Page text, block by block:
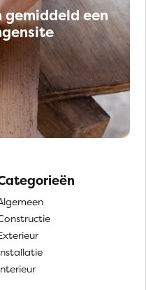
gemiddeld een